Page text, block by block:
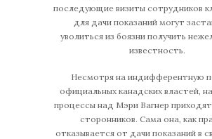
последующие визиты сотрудников
для дачи показаний могут
уволиться из боязни получить
известность.
Несмотря на индифферентную
официальных канадских властей,
процессы над Мэри Вагнер
сторонников. Сама она, как
отказывается от дачи показаний в